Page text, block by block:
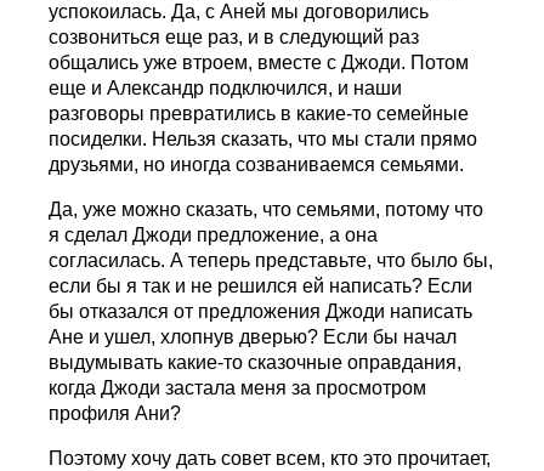
успокоилась. Да, с Аней мы договорились
созвониться еще раз, и в следующий раз
общались уже втроем, вместе с Джоди. Потом
еще и Александр подключился, и наши
разговоры превратились в какие-то семейные
посиделки. Нельзя сказать, что мы стали прямо
друзьями, но иногда созваниваемся семьями.
Да, уже можно сказать, что семьями, потому что
я сделал Джоди предложение, а она
согласилась. А теперь представьте, что было бы,
если бы я так и не решился ей написать? Если
бы отказался от предложения Джоди написать
Ане и ушел, хлопнув дверью? Если бы начал
выдумывать какие-то сказочные оправдания,
когда Джоди застала меня за просмотром
профиля Ани?
Поэтому хочу дать совет всем, кто это прочитает,